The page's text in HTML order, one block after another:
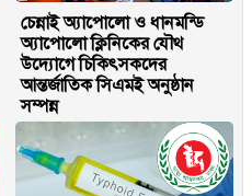
চেন্নাই অ্যাপোলো ও ধানমন্ডি
অ্যাপোলো ক্লিনিকের যৌথ
উদ্যোগে চিকিৎসকদের
আন্তর্জাতিক সিএমই অনুষ্ঠান
সম্পন্ন